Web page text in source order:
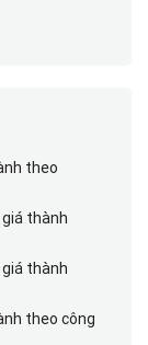
theo
thành
thành
theo công